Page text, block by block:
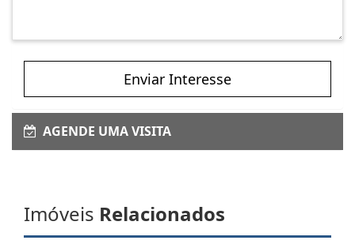
Enviar Interesse
AGENDE UMA VISITA
Imóveis Relacionados